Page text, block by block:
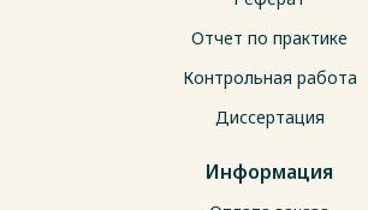
Отчет по практике
Контрольная работа
Диссертация
Информация